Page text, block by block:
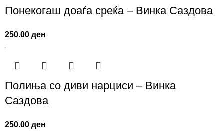
Понекогаш доаѓа среќа – Винка Саздова
250.00ден
Полиња со диви нарциси – Винка
Саздова
250.00ден